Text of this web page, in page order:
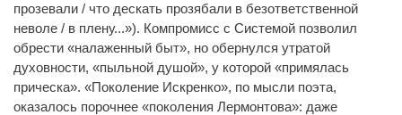
прозевали / что дескать прозябали в безответственной
неволе / в плену...»). Компромисс с Системой позволил
обрести «налаженный быт», но обернулся утратой
духовности, «пыльной душой», у которой «примялась
прическа». «Поколение Искренко», по мысли поэта,
оказалось порочнее «поколения Лермонтова»: даже